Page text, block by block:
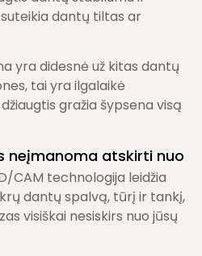
dantų tiltas ar
yra didesnė už kitas dantų
tai yra ilgalaikė
gražia šypsena visą
neįmanoma atskirti nuo
CAM technologija leidžia
dantų spalvą, tūrį ir tankį,
visiškai nesiskirs nuo jūsų